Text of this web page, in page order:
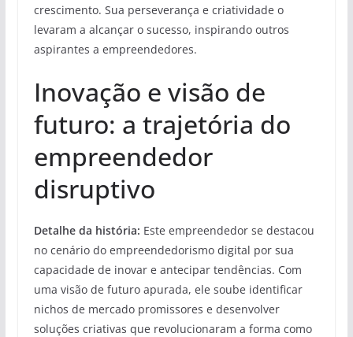
crescimento. Sua perseverança e criatividade o
levaram a alcançar o sucesso, inspirando outros
aspirantes a empreendedores.
Inovação e visão de
futuro: a trajetória do
empreendedor
disruptivo
Detalhe da história: Este empreendedor se destacou
no cenário do empreendedorismo digital por sua
capacidade de inovar e antecipar tendências. Com
uma visão de futuro apurada, ele soube identificar
nichos de mercado promissores e desenvolver
soluções criativas que revolucionaram a forma como